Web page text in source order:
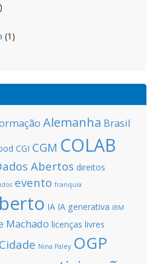
(1)
Alemanha Brasil
CGI CGM COLAB
Abertos direitos
evento franquia
IA IA generativa IBM
Machado licenças livres
Nina Paley OGP